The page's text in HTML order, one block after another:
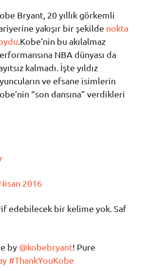
Bryant, 20 yıllık görkemli
yakışır bir şekilde nokta
.Kobe’nin bu akılalmaz
NBA dünyası da
kalmadı. İşte yıldız
ve efsane isimlerin
“son dansına” verdikleri
2016
edebilecek bir kelime yok. Saf
by @kobebryant! Pure
#ThankYouKobe